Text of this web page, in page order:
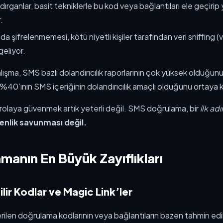
basit tekniklerle bu kod veya bağlantıları ele
şifrelenmemesi, kötü niyetli kişiler tarafından veri sniffing
SMS bazlı dolandırıcılık raporlarının çok yüksek
SMS içeriğinin dolandırıcılık amaçlı olduğunu ortaya
güvenmek artık yeterli değil. SMS doğrulama, birilk
savunması değil.
En Büyük Zayıflıkları
Kodlar ve Magic Link’ler
doğrulama kodlarının veya bağlantıların bazen tahmin